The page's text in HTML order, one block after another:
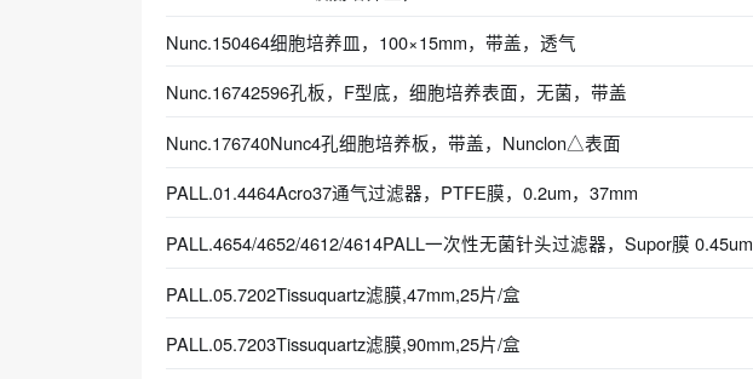
Nunc.150464细胞培养皿，100×15mm，带盖，透气
Nunc.16742596孔板，F型底，细胞培养表面，无菌，带盖
Nunc.176740Nunc4孔细胞培养板，带盖，Nunclon△表面
PALL.01.4464Acro37通气过滤器，PTFE膜，0.2um，37mm
PALL.4654/4652/4612/4614PALL一次性无菌针头过滤器，Supor膜 0.45um
PALL.05.7202Tissuquartz滤膜,47mm,25片/盒
PALL.05.7203Tissuquartz滤膜,90mm,25片/盒